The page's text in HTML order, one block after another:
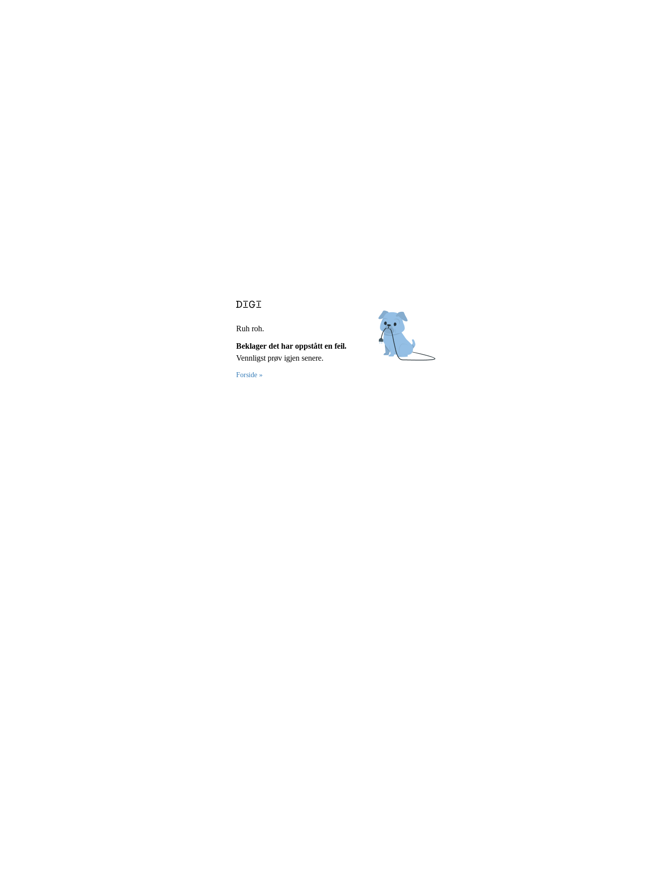
Ruh roh.
Beklager det har oppstått en feil.
Vennligst prøv igjen senere.
Forside »